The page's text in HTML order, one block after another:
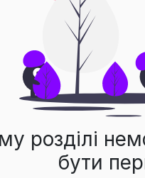
розділі
бути